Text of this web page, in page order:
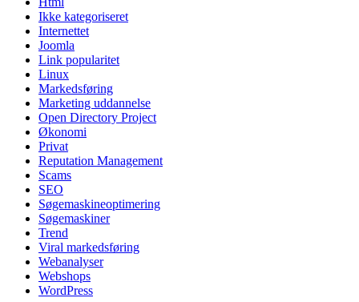
Ikke kategoriseret
Internettet
Joomla
Link popularitet
Linux
Markedsføring
Marketing uddannelse
Open Directory Project
Økonomi
Privat
Reputation Management
Scams
SEO
Søgemaskineoptimering
Søgemaskiner
Trend
Viral markedsføring
Webanalyser
Webshops
WordPress